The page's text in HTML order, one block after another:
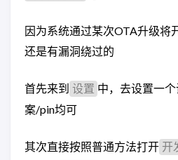
因为系统通过某次OTA升级将
还是有漏洞绕过的
首先来到 设置 中，去设置一
案/pin均可
其次直接按照普通方法打开 开